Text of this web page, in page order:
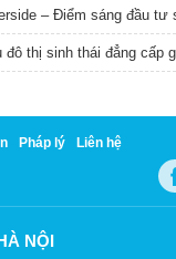
– Điểm sáng đầu tư
đô thị sinh thái đẳng cấp
Pháp lý Liên hệ
NỘI